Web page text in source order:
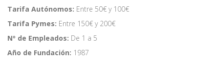
Tarifa Autónomos: Entre 50€ y 100€
Tarifa Pymes: Entre 150€ y 200€
Nº de Empleados: De 1 a 5
Año de Fundación: 1987